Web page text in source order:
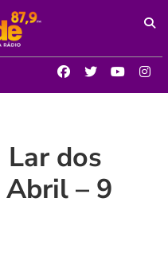
Lar dos
Abril – 9